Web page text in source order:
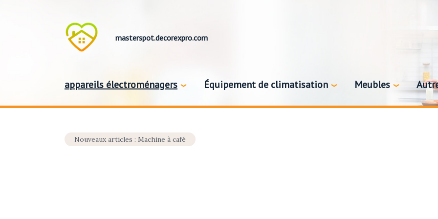
masterspot.decorexpro.com
appareils électroménagers Équipement de climatisation Meubles
Nouveaux articles : Machine à café